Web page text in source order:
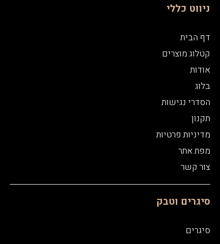
ניווט כללי
דף הבית
קטלוג מוצרים
אודות
בלוג
הסדרי נגישות
תקנון
מדיניות פרטיות
מפת אתר
צור קשר
סיגרים וטבק
סיגרים